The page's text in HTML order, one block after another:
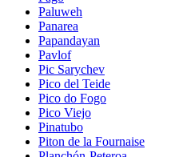
Paluweh
Panarea
Papandayan
Pavlof
Pic Sarychev
Pico del Teide
Pico do Fogo
Pico Viejo
Pinatubo
Piton de la Fournaise